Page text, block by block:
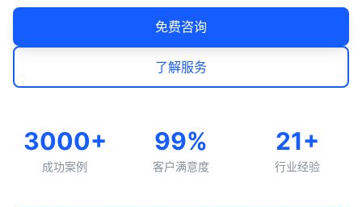
免费咨询
了解服务
3000+
成功案例
99%
客户满意度
21+
行业经验